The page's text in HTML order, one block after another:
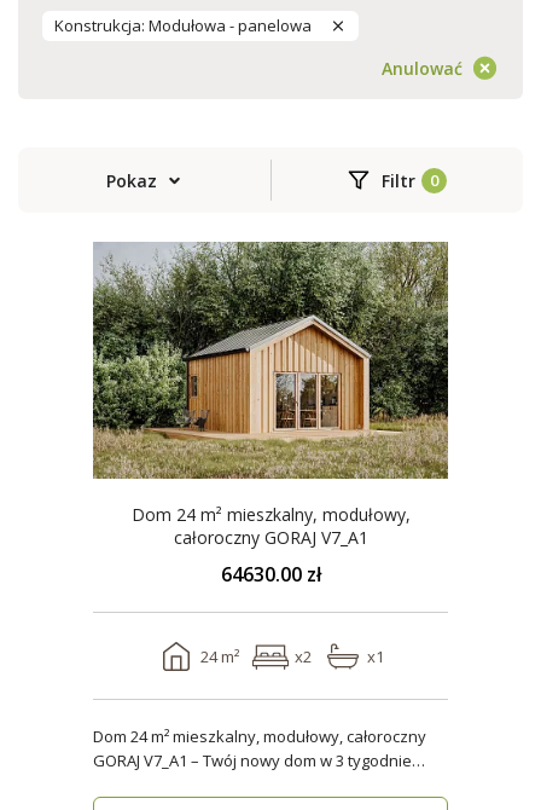
Konstrukcja: Modułowa - panelowa
Anulować
Pokaz Filtr
Dom 24 m² mieszkalny, modułowy,
całoroczny GORAJ V7_A1
64630.00 zł
24 m² x2 x1
Dom 24 m² mieszkalny, modułowy, całoroczny
GORAJ V7_A1 – Twój nowy dom w 3 tygodnie